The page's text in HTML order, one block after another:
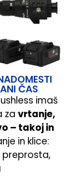
ČAS
imaš
za vrtanje,
– takoj in
in klice:
preprosta,